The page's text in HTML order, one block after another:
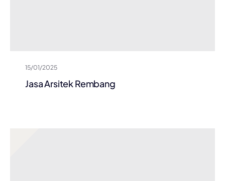
15/01/2025
Jasa Arsitek Rembang